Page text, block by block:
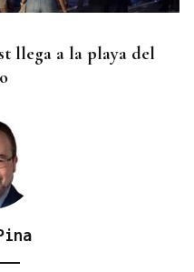
llega a la playa del